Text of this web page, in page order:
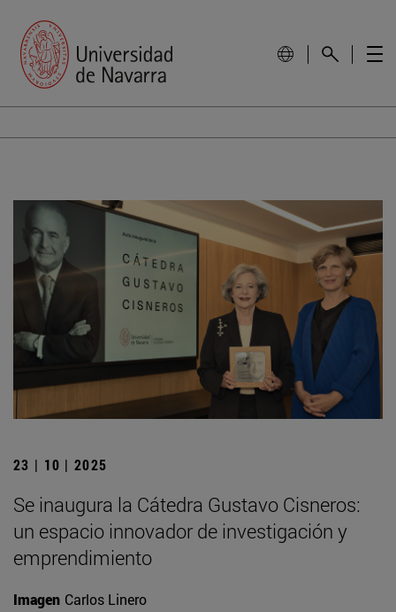
23 | 10 | 2025
Se inaugura la Cátedra Gustavo Cisneros:
un espacio innovador de investigación y
emprendimiento
Imagen Carlos Linero